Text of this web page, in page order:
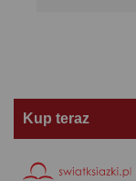
Kup teraz